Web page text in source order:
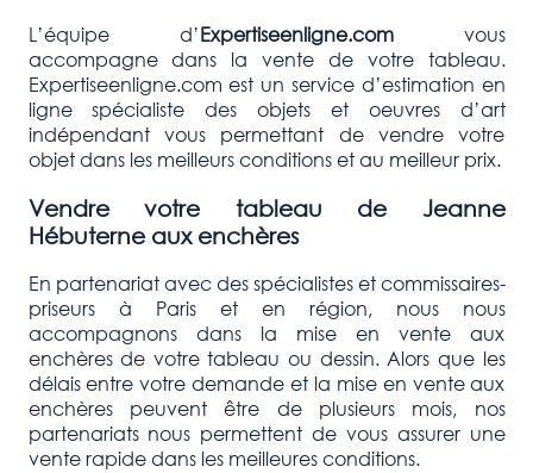
L’équipe d’Expertiseenligne.comvous
accompagne dans la vente de votre tableau.
Expertiseenligne.com est un service d’estimation en
ligne spécialiste des objets et oeuvres d’art
indépendant vous permettant de vendre votre
objet dans les meilleurs conditions et au meilleur prix.
Vendre votre tableau de Jeanne
Hébuterne aux enchères
En partenariat avec des spécialistes et commissaires-
priseurs à Paris et en région, nous nous
accompagnons dans la mise en vente aux
enchères de votre tableau ou dessin. Alors que les
délais entre votre demande et la mise en vente aux
enchères peuvent être de plusieurs mois, nos
partenariats nous permettent de vous assurer une
vente rapide dans les meilleures conditions.